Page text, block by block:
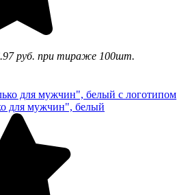
руб. при тираже 100шт.
для мужчин", белый